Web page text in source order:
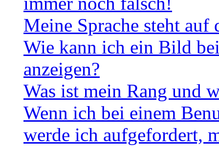
Meine Sprache steht
Wie kann ich ein Bild
anzeigen?
Was ist mein Rang und
Wenn ich bei einem
werde ich aufgefordert,